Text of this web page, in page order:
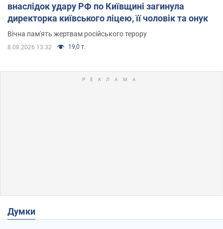
внаслідок удару РФ по Київщині загинула
директорка київського ліцею, її чоловік та онук
Вічна пам'ять жертвам російського терору
8.08.2026 13:32 19,0 т.
Думки